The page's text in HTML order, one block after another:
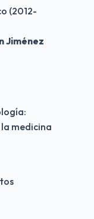
(2012-
Jiménez
medicina